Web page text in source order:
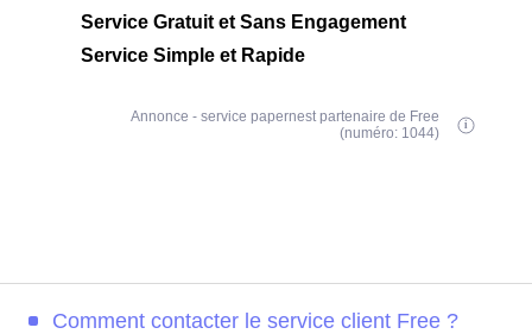
Service Gratuit et Sans Engagement
Service Simple et Rapide
Annonce - service papernest partenaire de Free
(numéro: 1044)
Comment contacter le service client Free ?